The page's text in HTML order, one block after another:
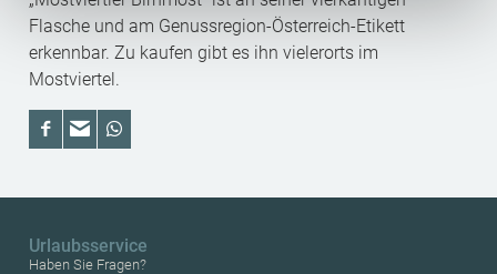
wie Browser, Internetanbieter, Endgerät und
Bildschirmauflösung an Google bzw. Meta weiter. Weitere
Details betreffend Cookies und einer möglichen späteren
Deaktivierung finden Sie in
unsererDatenschutzerklärung
Flasche und am Genussregion-Österreich-Etikett
erkennbar. Zu kaufen gibt es ihn vielerorts im
Mostviertel.
Urlaubsservice
Haben Sie Fragen?